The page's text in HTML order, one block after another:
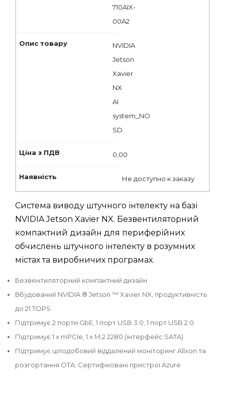
710AIX-
00A2
NVIDIA
Jetson
Xavier
NX
AI
system_NO
SD
0,00
Не доступно к заказу
Система виводу штучного інтелекту на базі
NVIDIA Jetson Xavier NX. Безвентиляторний
компактний дизайн для периферійних
обчислень штучного інтелекту в розумних
містах та виробничих програмах.
Безвентиляторний компактний дизайн
Вбудований NVIDIA ® Jetson ™ Xavier NX, продуктивність
до 21 TOPS
Підтримує 2 порти GbE, 1 порт USB 3.0, 1 порт USB 2.0.
Підтримує 1 x mPCIe, 1 x M.2 2280 (інтерфейс SATA)
Підтримує цілодобовий віддалений моніторинг Allxon та
розгортання OTA; Сертифіковані пристрої Azure